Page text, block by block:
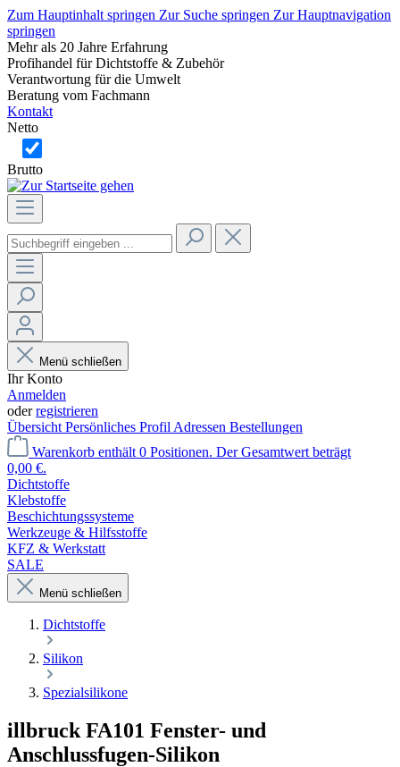
Zum Hauptinhalt springen Zur Suche springen Zur Hauptnavigation
springen
Mehr als 20 Jahre Erfahrung
Profihandel für Dichtstoffe & Zubehör
Verantwortung für die Umwelt
Beratung vom Fachmann
Kontakt
Netto
Brutto
Menü schließen
Ihr Konto
Anmelden
oderregistrieren
Übersicht Persönliches Profil Adressen Bestellungen
Warenkorb enthält 0 Positionen. Der Gesamtwert beträgt
0,00 €.
Dichtstoffe
Klebstoffe
Beschichtungssysteme
Werkzeuge & Hilfsstoffe
KFZ & Werkstatt
SALE
Menü schließen
Dichtstoffe
Silikon
Spezialsilikone
illbruck FA101 Fenster- und
Anschlussfugen-Silikon